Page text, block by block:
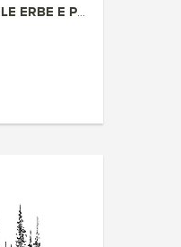
VIVERE MEGLIO CON LE ERBE E PI...